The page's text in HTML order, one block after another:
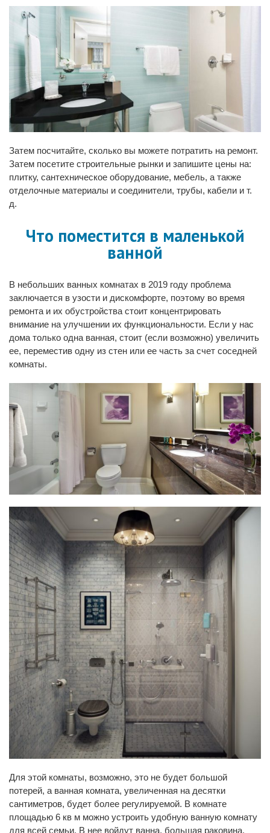
Затем посчитайте, сколько вы можете потратить на ремонт.
Затем посетите строительные рынки и запишите цены на:
плитку, сантехническое оборудование, мебель, а также
отделочные материалы и соединители, трубы, кабели и т.
д.
Что поместится в маленькой
ванной
В небольших ванных комнатах в 2019 году проблема
заключается в узости и дискомфорте, поэтому во время
ремонта и их обустройства стоит концентрировать
внимание на улучшении их функциональности. Если у нас
дома только одна ванная, стоит (если возможно) увеличить
ее, переместив одну из стен или ее часть за счет соседней
комнаты.
Для этой комнаты, возможно, это не будет большой
потерей, а ванная комната, увеличенная на десятки
сантиметров, будет более регулируемой. В комнате
площадью 6 кв м можно устроить удобную ванную комнату
для всей семьи. В нее войдут ванна, большая раковина,